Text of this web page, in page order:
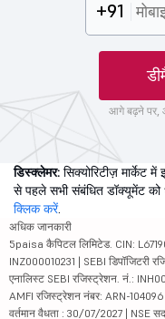
+91
आगे बढ़ने पर,
डिस्क्लेमर: सिक्योरिटीज़ मार्केट
से पहले सभी संबंधित डॉक्यूमेंट को
क्लिक करें.
अधिक जानकारी
5paisa कैपिटल लिमिटेड. CIN:
INZ000010231 | SEBI डिपॉजिटरी
एनालिस्ट SEBI रजिस्ट्रेशन. नं.:
AMFI रजिस्ट्रेशन नंबर: ARN-
वर्तमान वैधता : 30/07/2027 | NSE